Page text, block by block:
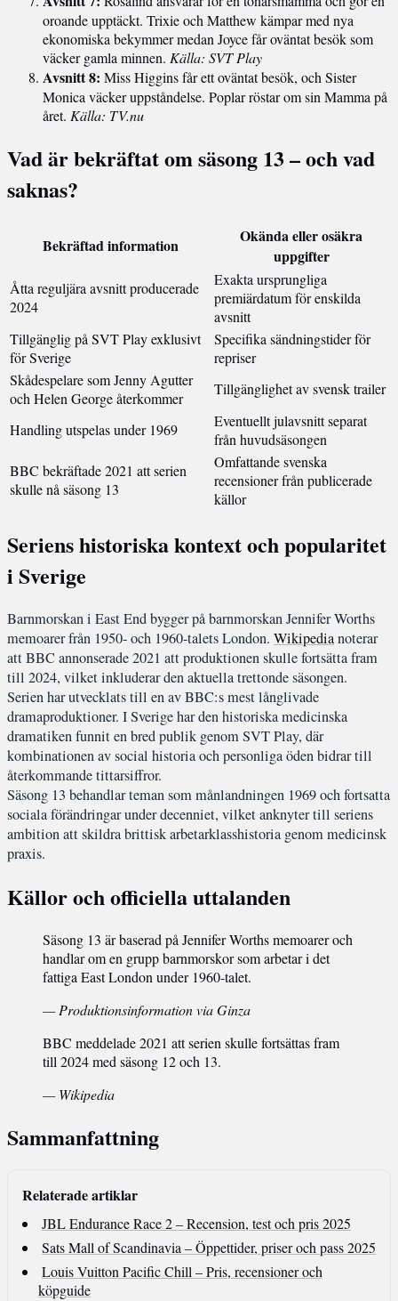
oroande upptäckt. Trixie och Matthew kämpar med nya
ekonomiska bekymmer medan Joyce får oväntat besök som
väcker gamla minnen. Källa: SVT Play
Avsnitt 8: Miss Higgins får ett oväntat besök, och Sister
Monica väcker uppståndelse. Poplar röstar om sin Mamma på
året. Källa: TV.nu
Vad är bekräftat om säsong 13 – och vad
saknas?
Bekräftad information
Okända eller osäkra
uppgifter
Åtta reguljära avsnitt producerade
2024
Exakta ursprungliga
premiärdatum för enskilda
avsnitt
Tillgänglig på SVT Play exklusivt
för Sverige
Specifika sändningstider för
repriser
Skådespelare som Jenny Agutter
och Helen George återkommer
Tillgänglighet av svensk trailer
Handling utspelas under 1969
Eventuellt julavsnitt separat
från huvudsäsongen
BBC bekräftade 2021 att serien
skulle nå säsong 13
Omfattande svenska
recensioner från publicerade
källor
Seriens historiska kontext och popularitet
i Sverige
Barnmorskan i East End bygger på barnmorskan Jennifer Worths
memoarer från 1950- och 1960-talets London. Wikipedianoterar
att BBC annonserade 2021 att produktionen skulle fortsätta fram
till 2024, vilket inkluderar den aktuella trettonde säsongen.
Serien har utvecklats till en av BBC:s mest långlivade
dramaproduktioner. I Sverige har den historiska medicinska
dramatiken funnit en bred publik genom SVT Play, där
kombinationen av social historia och personliga öden bidrar till
återkommande tittarsiffror.
Säsong 13 behandlar teman som månlandningen 1969 och fortsatta
sociala förändringar under decenniet, vilket anknyter till seriens
ambition att skildra brittisk arbetarklasshistoria genom medicinsk
praxis.
Källor och officiella uttalanden
Säsong 13 är baserad på Jennifer Worths memoarer och
handlar om en grupp barnmorskor som arbetar i det
fattiga East London under 1960-talet.
— Produktionsinformation via Ginza
BBC meddelade 2021 att serien skulle fortsättas fram
till 2024 med säsong 12 och 13.
— Wikipedia
Sammanfattning
Relaterade artiklar
JBL Endurance Race 2 – Recension, test och pris 2025
Sats Mall of Scandinavia – Öppettider, priser och pass 2025
Louis Vuitton Pacific Chill – Pris, recensioner och
köpguide